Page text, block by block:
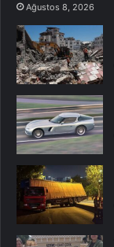
Ağustos 8, 2026